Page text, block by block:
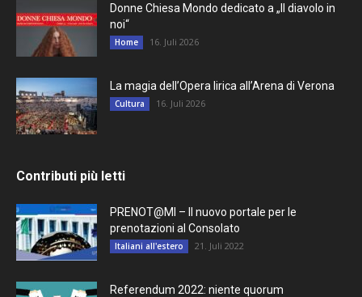
Donne Chiesa Mondo dedicato a „Il diavolo in
noi“
Home 16. Juli 2026
La magia dell’Opera lirica all’Arena di Verona
Cultura 16. Juli 2026
Contributi più letti
PRENOT@MI – Il nuovo portale per le
prenotazioni al Consolato
Italiani all'estero 21. Juli 2022
Referendum 2022: niente quorum